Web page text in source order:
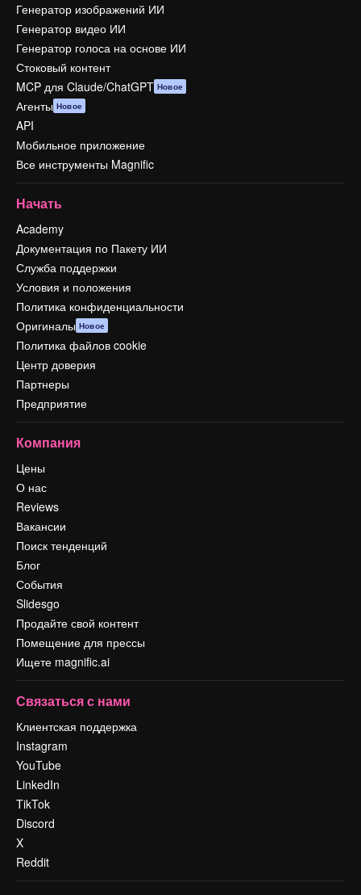
Генератор изображений ИИ
Генератор видео ИИ
Генератор голоса на основе ИИ
Стоковый контент
MCP для Claude/ChatGPT Новое
Агенты Новое
API
Мобильное приложение
Все инструменты Magnific
Начать
Academy
Документация по Пакету ИИ
Служба поддержки
Условия и положения
Политика конфиденциальности
Оригиналы Новое
Политика файлов cookie
Центр доверия
Партнеры
Предприятие
Компания
Цены
О нас
Reviews
Вакансии
Поиск тенденций
Блог
События
Slidesgo
Продайте свой контент
Помещение для прессы
Ищете magnific.ai
Связаться с нами
Клиентская поддержка
Instagram
YouTube
LinkedIn
TikTok
Discord
X
Reddit